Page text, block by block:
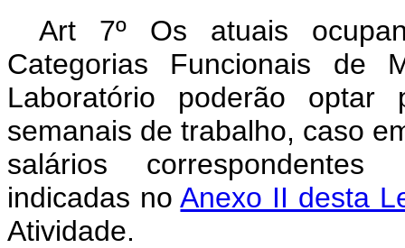
Art 7º Os atuais
Categorias Funcionais de
Laboratório poderão
semanais de trabalho, caso
salários correspondentes
indicadas noAnexo II desta
Atividade.